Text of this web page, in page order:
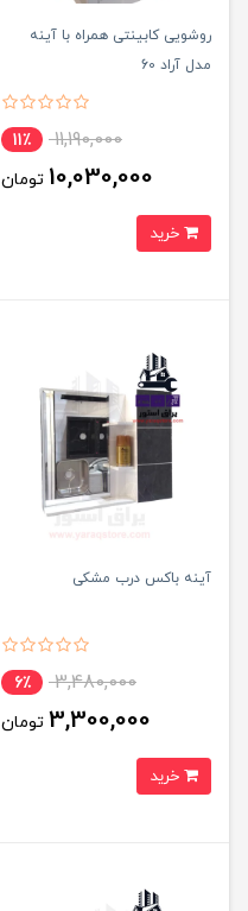
روشویی کابینتی همراه با آینه
مدل آراد 60
11,190,000 11٪
10,030,000 تومان
آینه باکس درب مشکی
3,480,000 6٪
3,300,000 تومان